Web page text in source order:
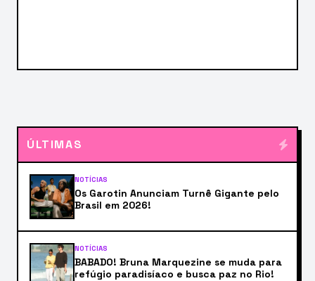
ÚLTIMAS
NOTÍCIAS
Os Garotin Anunciam Turnê Gigante pelo
Brasil em 2026!
NOTÍCIAS
BABADO! Bruna Marquezine se muda para
refúgio paradisíaco e busca paz no Rio!